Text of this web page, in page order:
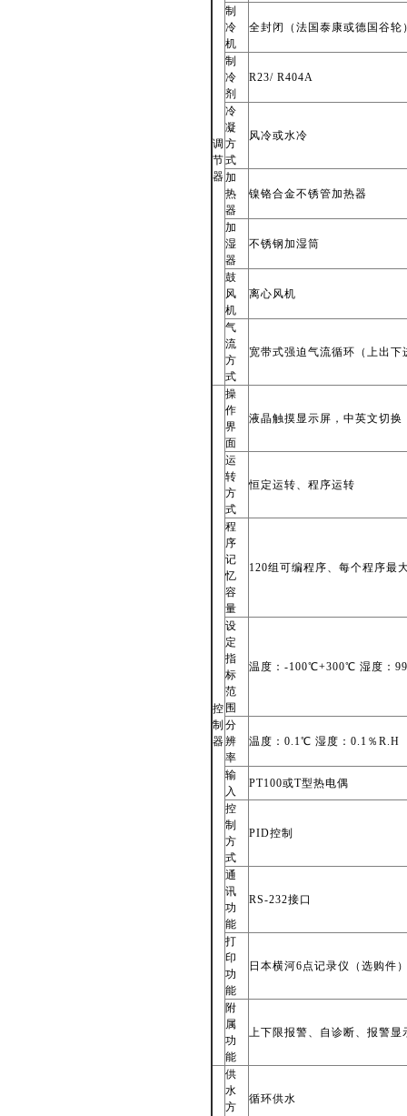
调
节
器
制
冷
机
全封闭（法国泰康或德国谷轮
制
冷
剂
R23/ R404A
冷
凝
方
式
风冷或水冷
加
热
器
镍铬合金不锈管加热器
加
湿
器
不锈钢加湿筒
鼓
风
机
离心风机
气
流
方
式
宽带式强迫气流循环（上出下
控
制
器
操
作
界
面
液晶触摸显示屏，中英文切换
运
转
方
式
恒定运转、程序运转
程
序
记
忆
容
量
120组可编程序、每个程序最
设
定
指
标
范
围
温度：-100℃+300℃ 湿度：
分
辨
率
温度：0.1℃ 湿度：0.1％R.H
输
入
PT100或T型热电偶
控
制
方
式
PID控制
通
讯
功
能
RS-232接口
打
印
功
能
日本横河6点记录仪（选购件
附
属
功
能
上下限报警、自诊断、报警
供
水
方
循环供水